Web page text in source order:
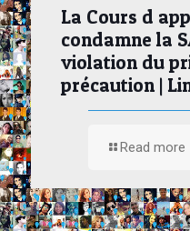
La Cours d
condamne la
violation du
précaution |
Read more